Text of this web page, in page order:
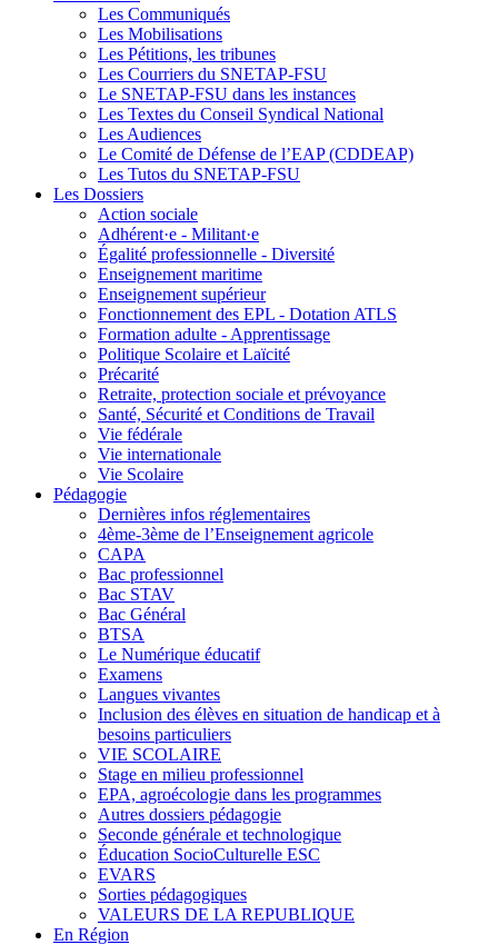
Les Communiqués
Les Mobilisations
Les Pétitions, les tribunes
Les Courriers du SNETAP-FSU
Le SNETAP-FSU dans les instances
Les Textes du Conseil Syndical National
Les Audiences
Le Comité de Défense de l’EAP (CDDEAP)
Les Tutos du SNETAP-FSU
Les Dossiers
Action sociale
Adhérent·e - Militant·e
Égalité professionnelle - Diversité
Enseignement maritime
Enseignement supérieur
Fonctionnement des EPL - Dotation ATLS
Formation adulte - Apprentissage
Politique Scolaire et Laïcité
Précarité
Retraite, protection sociale et prévoyance
Santé, Sécurité et Conditions de Travail
Vie fédérale
Vie internationale
Vie Scolaire
Pédagogie
Dernières infos réglementaires
4ème-3ème de l’Enseignement agricole
CAPA
Bac professionnel
Bac STAV
Bac Général
BTSA
Le Numérique éducatif
Examens
Langues vivantes
Inclusion des élèves en situation de handicap et à
besoins particuliers
VIE SCOLAIRE
Stage en milieu professionnel
EPA, agroécologie dans les programmes
Autres dossiers pédagogie
Seconde générale et technologique
Éducation SocioCulturelle ESC
EVARS
Sorties pédagogiques
VALEURS DE LA REPUBLIQUE
En Région